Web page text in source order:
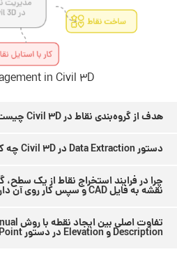
in Civil 3D
هدف از گروه‌بندی نقاط در Civil 3D چیست؟
دستور Data Extraction در Civil 3D چه کاربردی دارد؟
چرا در فرایند استخراج نقاط از یک سطح،
نقشه به فایل CAD و سپس کار روی آن داریم؟
Description و Elevation در دستور Create Point چیست؟